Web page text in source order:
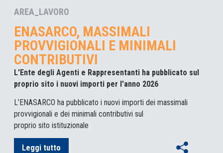
AREA_LAVORO
ENASARCO, MASSIMALI
PROVVIGIONALI E MINIMALI
CONTRIBUTIVI
L'Ente degli Agenti e Rappresentanti ha pubblicato sul
proprio sito i nuovi importi per l'anno 2026
L’ENASARCO ha pubblicato i nuovi importi dei massimali
provvigionali e dei minimali contributivi sul
proprio sito istituzionale
Leggi tutto